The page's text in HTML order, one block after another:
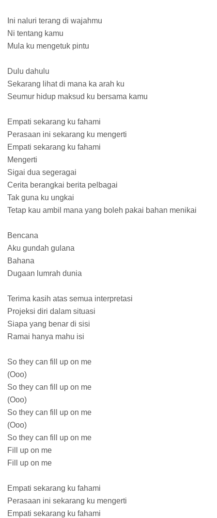
Ini naluri terang di wajahmu
Ni tentang kamu
Mula ku mengetuk pintu
Dulu dahulu
Sekarang lihat di mana ka arah ku
Seumur hidup maksud ku bersama kamu
Empati sekarang ku fahami
Perasaan ini sekarang ku mengerti
Empati sekarang ku fahami
Mengerti
Sigai dua segeragai
Cerita berangkai berita pelbagai
Tak guna ku ungkai
Tetap kau ambil mana yang boleh pakai bahan menikai
Bencana
Aku gundah gulana
Bahana
Dugaan lumrah dunia
Terima kasih atas semua interpretasi
Projeksi diri dalam situasi
Siapa yang benar di sisi
Ramai hanya mahu isi
So they can fill up on me
(Ooo)
So they can fill up on me
(Ooo)
So they can fill up on me
(Ooo)
So they can fill up on me
Fill up on me
Fill up on me
Empati sekarang ku fahami
Perasaan ini sekarang ku mengerti
Empati sekarang ku fahami